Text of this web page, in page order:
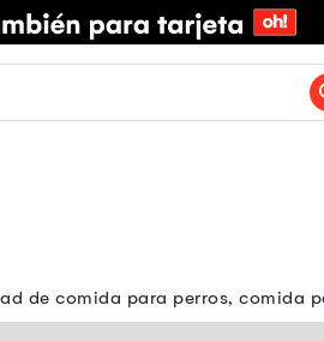
de comida para perros, comida